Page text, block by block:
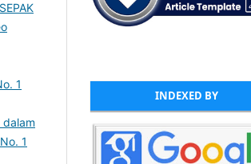
1
dalam
1
INDEXED BY